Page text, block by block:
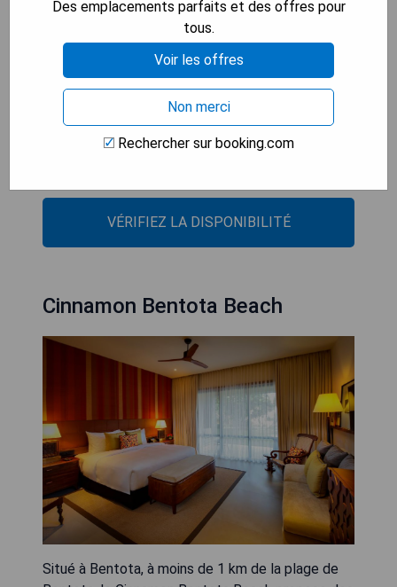
frais supplémentaires, l'établissement assure un
service de navette aéroport.
- Chambres climatisées
- Parking privé gratuit
- Centre de remise en forme sur place
VÉRIFIEZ LA DISPONIBILITÉ
Cinnamon Bentota Beach
Situé à Bentota, à moins de 1 km de la plage de
Des emplacements parfaits et des offres pour
tous.
Voir les offres
Non merci
Rechercher sur booking.com